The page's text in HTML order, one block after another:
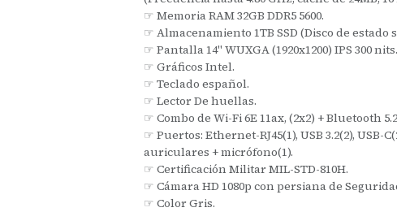
☞ Memoria RAM 32GB DDR5 5600.
☞ Almacenamiento 1TB SSD (Disco de estado
☞ Pantalla 14" WUXGA (1920x1200) IPS 300 nits.
☞ Gráficos Intel.
☞ Teclado español.
☞ Lector De huellas.
☞ Combo de Wi-Fi 6E 11ax, (2x2) + Bluetooth 5.2
☞ Puertos: Ethernet-RJ45(1), USB 3.2(2), USB-
auriculares + micrófono(1).
☞ Certificación Militar MIL-STD-810H.
☞ Cámara HD 1080p con persiana de
☞ Color Gris.